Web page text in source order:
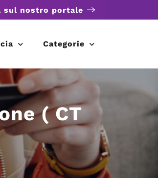
sul nostro portale
Categorie
( CT